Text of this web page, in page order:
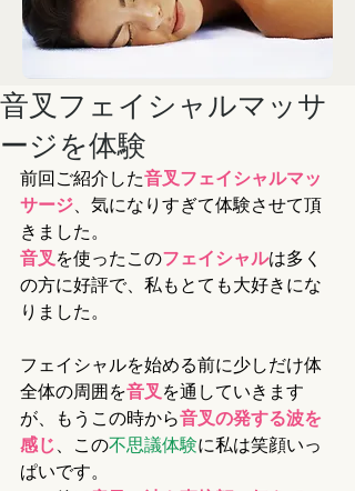
音叉フェイシャルマッサ
ージを体験
前回ご紹介した音叉フェイシャルマッ
サージ 、気になりすぎて体験させて頂
きました。
音叉 を使ったこのフェイシャルは多く
の方に好評で、私もとても大好きにな
りました。
フェイシャルを始める前に少しだけ体
全体の周囲を音叉 を通していきます
が、もうこの時から音叉の発する波を
感じ 、この不思議体験に私は笑顔いっ
ぱいです。